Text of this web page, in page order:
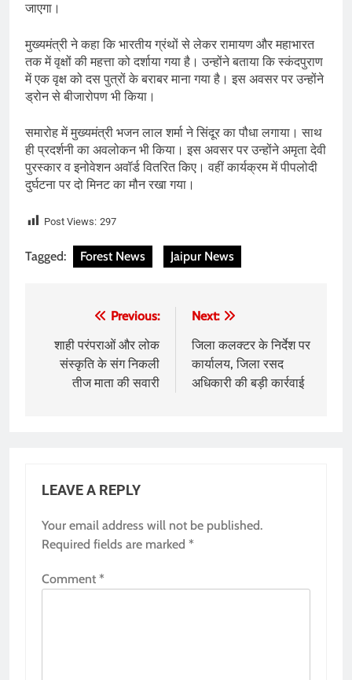
जाएगा।
मुख्यमंत्री ने कहा कि भारतीय ग्रंथों से लेकर रामायण और महाभारत
तक में वृक्षों की महत्ता को दर्शाया गया है। उन्होंने बताया कि स्कंदपुराण
में एक वृक्ष को दस पुत्रों के बराबर माना गया है। इस अवसर पर उन्होंने
ड्रोन से बीजारोपण भी किया।
समारोह में मुख्यमंत्री भजन लाल शर्मा ने सिंदूर का पौधा लगाया। साथ
ही प्रदर्शनी का अवलोकन भी किया। इस अवसर पर उन्होंने अमृता देवी
पुरस्कार व इनोवेशन अवॉर्ड वितरित किए। वहीं कार्यक्रम में पीपलोदी
दुर्घटना पर दो मिनट का मौन रखा गया।
Post Views: 297
Tagged: Forest News Jaipur News
navigation
Previous:
शाही परंपराओं और लोक
संस्कृति के संग निकली
तीज माता की सवारी
Next:
जिला कलक्टर के निर्देश पर
कार्यालय, जिला रसद
अधिकारी की बड़ी कार्रवाई
LEAVE A REPLY
Your email address will not be published.
Required fields are marked *
Comment *